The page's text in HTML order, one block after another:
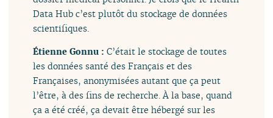
Data Hub c’est plutôt du stockage de données
scientifiques.
Étienne Gonnu :C’était le stockage de toutes
les données santé des Français et des
Françaises, anonymisées autant que ça peut
l’être, à des fins de recherche. À la base, quand
ça a été créé, ça devait être hébergé sur les